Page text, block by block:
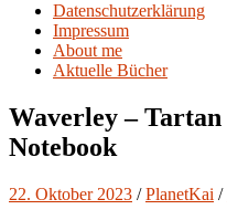
Datenschutzerklärung
Impressum
About me
Aktuelle Bücher
Waverley –
Notebook
22. Oktober 2023 /PlanetKai /